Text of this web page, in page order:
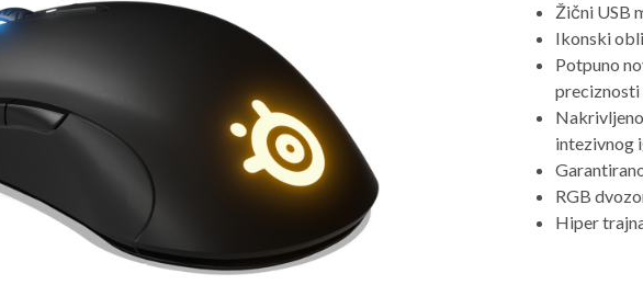
Žični USB
Ikonski
Potpuno
preciznosti
intezivnog
RGB
Hiper